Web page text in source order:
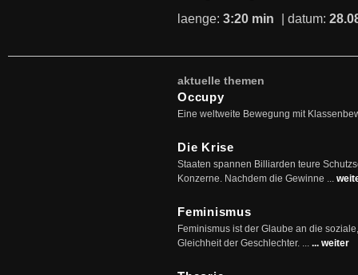
laenge: 3:20 min | datum:
aktuelle themen
Occupy
Eine weltweite Bewegung mit
Die Krise
Staaten spannen Billiarden teure
Konzerne. Nachdem die Gewinne ...
Feminismus
Feminismus ist der Glaube an die
Gleichheit der Geschlechter. ... ... weiter